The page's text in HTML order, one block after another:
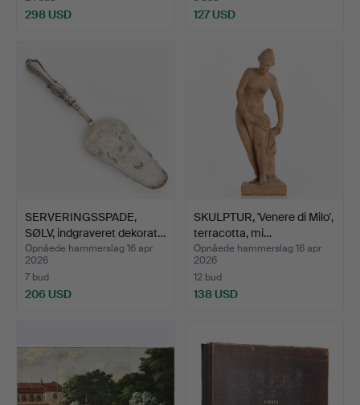
298 USD 127 USD
SERVERINGSSPADE,
SØLV, indgraveret dekorat…
Opnåede hammerslag 16 apr
2026
7 bud
206 USD
SKULPTUR, 'Venere di Milo',
terracotta, mi…
Opnåede hammerslag 16 apr
2026
12 bud
138 USD